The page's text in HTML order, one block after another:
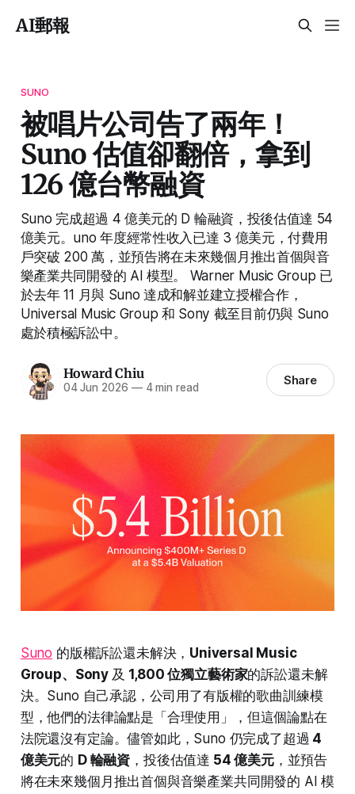
AI郵報
SUNO
被唱片公司告了兩年！
Suno 估值卻翻倍，拿到
126 億台幣融資
Suno 完成超過 4 億美元的 D 輪融資，投後估值達 54
億美元。uno 年度經常性收入已達 3 億美元，付費用
戶突破 200 萬，並預告將在未來幾個月推出首個與音
樂產業共同開發的 AI 模型。 Warner Music Group 已
於去年 11 月與 Suno 達成和解並建立授權合作，
Universal Music Group 和 Sony 截至目前仍與 Suno
處於積極訴訟中。
Howard Chiu
04 Jun 2026 —4 min read Share
Suno 的版權訴訟還未解決， Universal Music
Group、Sony 及 1,800 位獨立藝術家的訴訟還未解
決。Suno 自己承認，公司用了有版權的歌曲訓練模
型，他們的法律論點是「合理使用」，但這個論點在
法院還沒有定論。儘管如此，Suno 仍完成了超過 4
億美元的 D 輪融資 ，投後估值達 54 億美元，並預告
將在未來幾個月推出首個與音樂產業共同開發的 AI 模